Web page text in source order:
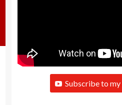
Subscribe to my